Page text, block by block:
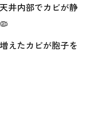
井内部でカビが静
えたカビが胞子を